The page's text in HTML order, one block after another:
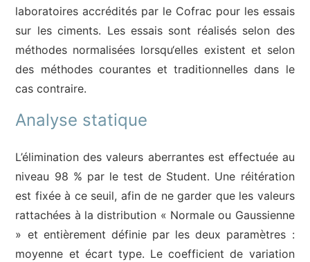
laboratoires accrédités par le Cofrac pour les essais
sur les ciments. Les essais sont réalisés selon des
méthodes normalisées lorsqu‘elles existent et selon
des méthodes courantes et traditionnelles dans le
cas contraire.
Analyse statique
L’élimination des valeurs aberrantes est effectuée au
niveau 98 % par le test de Student. Une réitération
est fixée à ce seuil, afin de ne garder que les valeurs
rattachées à la distribution « Normale ou Gaussienne
» et entièrement définie par les deux paramètres :
moyenne et écart type. Le coefficient de variation